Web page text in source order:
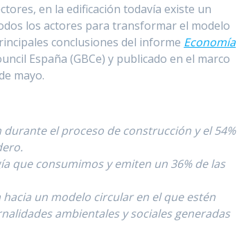
en la edificación todavía existe un
los actores para transformar el modelo
conclusiones del informe Economía
España (GBCe) y publicado en el marco
mayo.
el proceso de construcción y el 54%
que consumimos y emiten un 36% de las
un modelo circular en el que estén
ambientales y sociales generadas